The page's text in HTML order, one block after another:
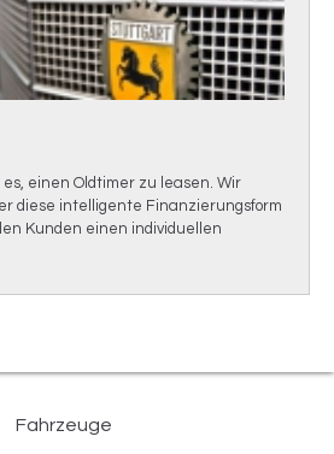
einen Oldtimer zu leasen. Wir
diese intelligente Finanzierungsform
Kunden einen individuellen
Fahrzeuge